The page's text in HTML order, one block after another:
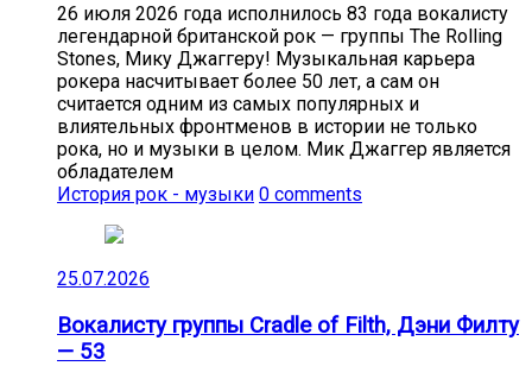
26 июля 2026 года исполнилось 83 года вокалисту
легендарной британской рок — группы The Rolling
Stones, Мику Джаггеру! Музыкальная карьера
рокера насчитывает более 50 лет, а сам он
считается одним из самых популярных и
влиятельных фронтменов в истории не только
рока, но и музыки в целом. Мик Джаггер является
обладателем
История рок - музыки 0 comments
25.07.2026
Вокалисту группы Cradle of Filth, Дэни Филту
— 53